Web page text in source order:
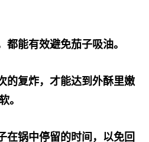
都能有效避免茄子吸油。
的复炸，才能达到外酥里嫩
。
在锅中停留的时间，以免回